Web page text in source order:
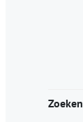
Zoeken
kan